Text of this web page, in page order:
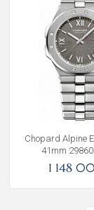
Chopard Alpine
41mm
1 148